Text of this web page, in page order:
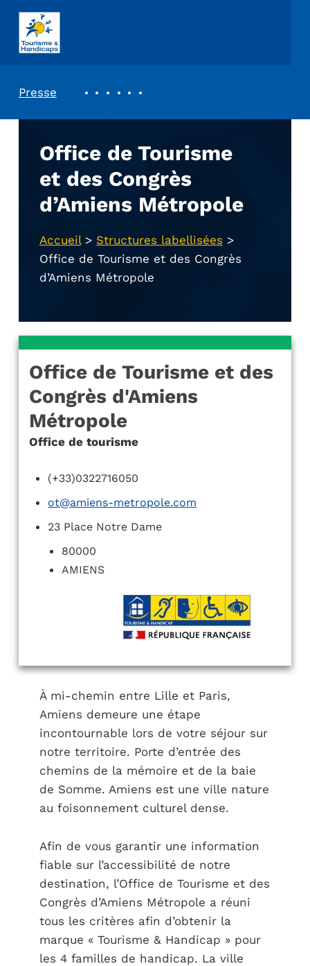
ASSOCIATION TOURISME ET HANDICAPS
Presse
Office de Tourisme
et des Congrès
d’Amiens Métropole
Accueil> Structures labellisées >
Office de Tourisme et des Congrès
d’Amiens Métropole
Office de Tourisme et des
Congrès d'Amiens
Métropole
Office de tourisme
(+33)0322716050
ot@amiens-metropole.com
23 Place Notre Dame
80000
AMIENS
À mi-chemin entre Lille et Paris,
Amiens demeure une étape
incontournable lors de votre séjour sur
notre territoire. Porte d’entrée des
chemins de la mémoire et de la baie
de Somme. Amiens est une ville nature
au foisonnement culturel dense.
Afin de vous garantir une information
fiable sur l’accessibilité de notre
destination, l’Office de Tourisme et des
Congrès d’Amiens Métropole a réuni
tous les critères afin d’obtenir la
marque « Tourisme & Handicap » pour
les 4 familles de handicap. La ville